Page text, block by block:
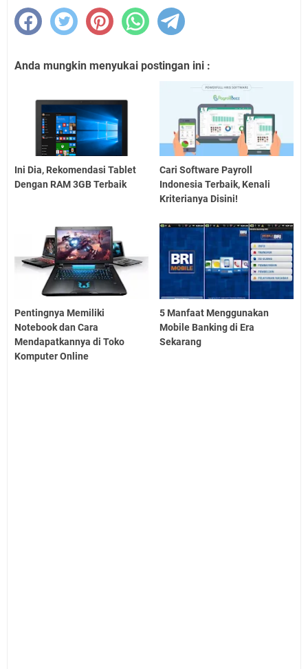
Anda mungkin menyukai postingan ini :
Ini Dia, Rekomendasi Tablet
Dengan RAM 3GB Terbaik
Cari Software Payroll
Indonesia Terbaik, Kenali
Kriterianya Disini!
Pentingnya Memiliki
Notebook dan Cara
Mendapatkannya di Toko
Komputer Online
5 Manfaat Menggunakan
Mobile Banking di Era
Sekarang